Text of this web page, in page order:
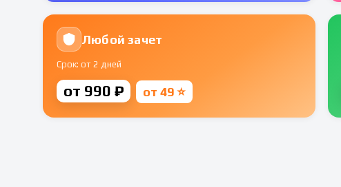
Любой зачет
Срок: от 2 дней
от 990 ₽ от 49 ⭐